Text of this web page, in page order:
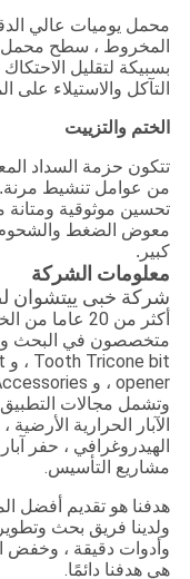
محمل يوميات عالي
المخروط ، سطح
بسبيكة لتقليل
التآكل والاستيلاء على
الختم والتزييت
تتكون حزمة السداد
من عوامل تنشيط مرنة.
تحسين موثوقية
معوض الضغط والشحوم
كبير.
معلومات الشركة
شركة خبى ييتشوان
أكثر من 20
وتشمل مجالات التطبيق
الآبار الحرارية
مشاريع التأسيس.
هدفنا هو تقديم أفضل
ولدينا فريق بحث
وأدوات دقيقة ، وخفض
هي هدفنا دائمًا.